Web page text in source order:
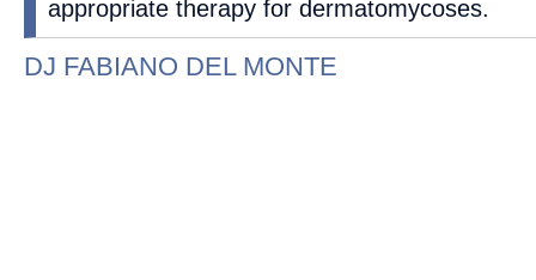
appropriate therapy for dermatomycoses.
DJ FABIANO DEL MONTE